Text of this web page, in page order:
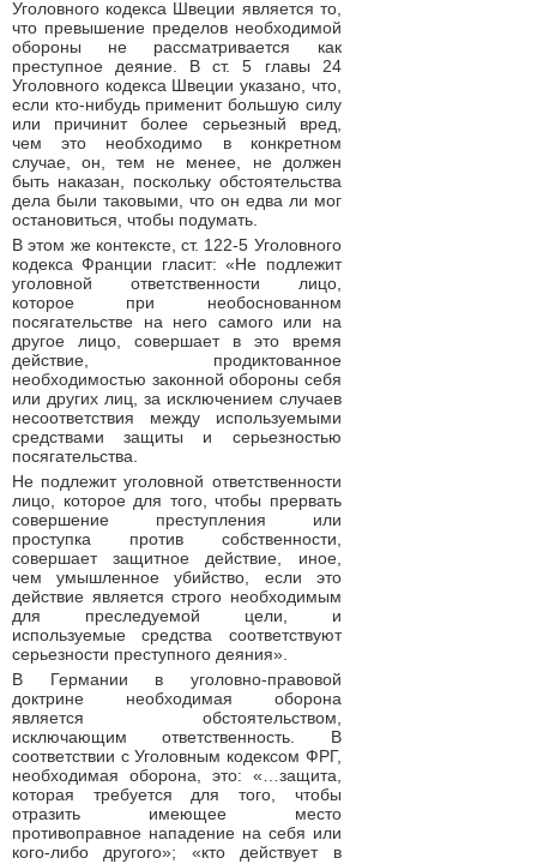
Уголовного кодекса Швеции является то,
что превышение пределов необходимой
обороны не рассматривается как
преступное деяние. В ст. 5 главы 24
Уголовного кодекса Швеции указано, что,
если кто-нибудь применит большую силу
или причинит более серьезный вред,
чем это необходимо в конкретном
случае, он, тем не менее, не должен
быть наказан, поскольку обстоятельства
дела были таковыми, что он едва ли мог
остановиться, чтобы подумать.
В этом же контексте, ст. 122-5 Уголовного
кодекса Франции гласит: «Не подлежит
уголовной ответственности лицо,
которое при необоснованном
посягательстве на него самого или на
другое лицо, совершает в это время
действие, продиктованное
необходимостью законной обороны себя
или других лиц, за исключением случаев
несоответствия между используемыми
средствами защиты и серьезностью
посягательства.
Не подлежит уголовной ответственности
лицо, которое для того, чтобы прервать
совершение преступления или
проступка против собственности,
совершает защитное действие, иное,
чем умышленное убийство, если это
действие является строго необходимым
для преследуемой цели, и
используемые средства соответствуют
серьезности преступного деяния».
В Германии в уголовно-правовой
доктрине необходимая оборона
является обстоятельством,
исключающим ответственность. В
соответствии с Уголовным кодексом ФРГ,
необходимая оборона, это: «…защита,
которая требуется для того, чтобы
отразить имеющее место
противоправное нападение на себя или
кого-либо другого»; «кто действует в